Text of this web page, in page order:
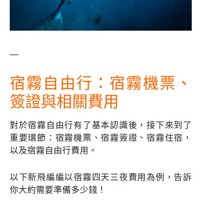
—
宿霧自由行：宿霧機票、
簽證與相關費用
對於宿霧自由行有了基本認識後，接下來到了
重要環節：宿霧機票、宿霧簽證、宿霧住宿，
以及宿霧自由行費用。
以下新飛編編以宿霧四天三夜費用為例，告訴
你大約需要準備多少錢！